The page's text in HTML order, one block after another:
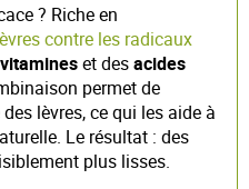
? Riche en
contre les radicaux
vitamineset desacides
permet de
lèvres, ce qui les aide à
Le résultat : des
plus lisses.